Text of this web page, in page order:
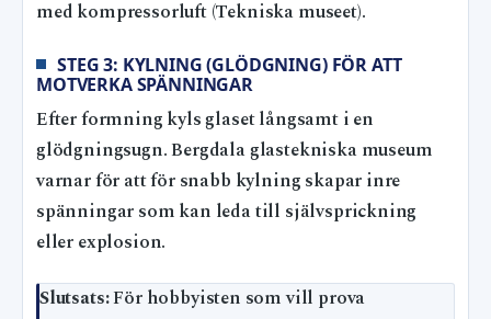
med kompressorluft (Tekniska museet).
STEG 3: KYLNING (GLÖDGNING) FÖR ATT
MOTVERKA SPÄNNINGAR
Efter formning kyls glaset långsamt i en
glödgningsugn. Bergdala glastekniska museum
varnar för att för snabb kylning skapar inre
spänningar som kan leda till självsprickning
eller explosion.
Slutsats:För hobbyisten som vill prova